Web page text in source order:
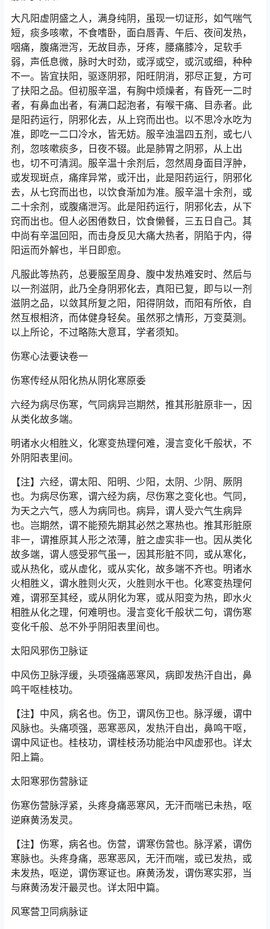
大凡阳虚阴盛之人，满身纯阴，虽现一切证形，如气喘气
短，痰多咳嗽，不食嗜卧，面白唇青、午后、夜间发热，
咽痛，腹痛泄泻，无故目赤，牙疼，腰痛膝冷，足软手
弱，声低息微，脉时大时劲，或浮或空，或沉或细，种种
不一。皆宜扶阳，驱逐阴邪，阳旺阴消，邪尽正复，方可
了扶阳之品。但初服辛温，有胸中烦燥者，有昏死一二时
者，有鼻血出者，有满口起泡者，有喉干痛、目赤者。此
是阳药运行，阴邪化去，从上窍而出也。以不思冷水吃为
准，即吃一二口冷水，皆无妨。服辛浊温四五剂，或七八
剂，忽咳嗽痰多，日夜不辍。此是肺胃之阴邪，从上出
也，切不可清润。服辛温十余剂后，忽然周身面目浮肿，
或发现斑点，痛痒异常，或汗出，此是阳药运行，阴邪化
去，从七窍而出也，以饮食渐加为准。服辛温十余剂，或
二十余剂，或腹痛泄泻。此是阳药运行，阴邪化去，从下
窍而出也。但人必困倦数日，饮食懒餐，三五日自己。其
中尚有辛温回阳，而击身反见大痛大热者，阴陷于内，得
阳运而外解也，半日即愈。
凡服此等热药，总要服至周身、腹中发热难安时、然后与
以一剂滋阴，此乃全身阴邪化去，真阳已复，即与以一剂
滋阴之品，以敛其所复之阳，阳得阴敛，而阳有所依，自
然互根相济，而体健身轻矣。虽然邪之情形，万变莫测。
以上所论，不过略陈大意耳，学者须知。
伤寒心法要诀卷一
伤寒传经从阳化热从阴化寒原委
六经为病尽伤寒，气同病异岂期然，推其形脏原非一，因
从类化故多端。
明诸水火相胜义，化寒变热理何难，漫言变化千般状，不
外阴阳表里间。
【注】六经，谓太阳、阳明、少阳，太阴、少阴、厥阴
也。为病尽伤寒，谓六经为病，尽伤寒之变化也。气同，
为天之六气，感人为病同也。病异，谓人受六气生病异
也。岂期然，谓不能预先期其必然之寒热也。推其形脏原
非一，谓推原其人形之浓薄，脏之虚实非一也。因从类化
故多端，谓人感受邪气虽一，因其形脏不同，或从寒化，
或从热化，或从虚化，或从实化，故多端不齐也。明诸水
火相胜义，谓水胜则火灭，火胜则水干也。化寒变热理何
难，谓邪至其经，或从阴化为寒，或从阳变为热，即水火
相胜从化之理，何难明也。漫言变化千般状二句，谓伤寒
变化千般、总不外乎阴阳表里间也。
太阳风邪伤卫脉证
中风伤卫脉浮缓，头项强痛恶寒风，病即发热汗自出，鼻
鸣干呕桂枝功。
【注】中风，病名也。伤卫，谓风伤卫也。脉浮缓，谓中
风脉也。头痛项强，恶寒恶风，发热汗自出，鼻鸣干呕，
谓中风证也。桂枝功，谓桂枝汤功能治中风虚邪也。详太
阳上篇。
太阳寒邪伤营脉证
伤寒伤营脉浮紧，头疼身痛恶寒风，无汗而喘已未热，呕
逆麻黄汤发灵。
【注】伤寒，病名也。伤营，谓寒伤营也。脉浮紧，谓伤
寒脉也。头疼身痛，恶寒恶风，无汗而喘，或已发热，或
未发热，呕逆，谓伤寒证也。麻黄汤发，谓伤寒实邪，当
与麻黄汤发汗最灵也。详太阳中篇。
风寒营卫同病脉证